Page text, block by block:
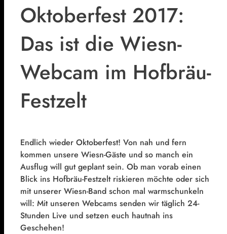
Oktoberfest 2017:
Das ist die Wiesn-
Webcam im Hofbräu-
Festzelt
Endlich wieder Oktoberfest! Von nah und fern
kommen unsere Wiesn-Gäste und so manch ein
Ausflug will gut geplant sein. Ob man vorab einen
Blick ins Hofbräu-Festzelt riskieren möchte oder sich
mit unserer Wiesn-Band schon mal warmschunkeln
will: Mit unseren Webcams senden wir täglich 24-
Stunden Live und setzen euch hautnah ins
Geschehen!